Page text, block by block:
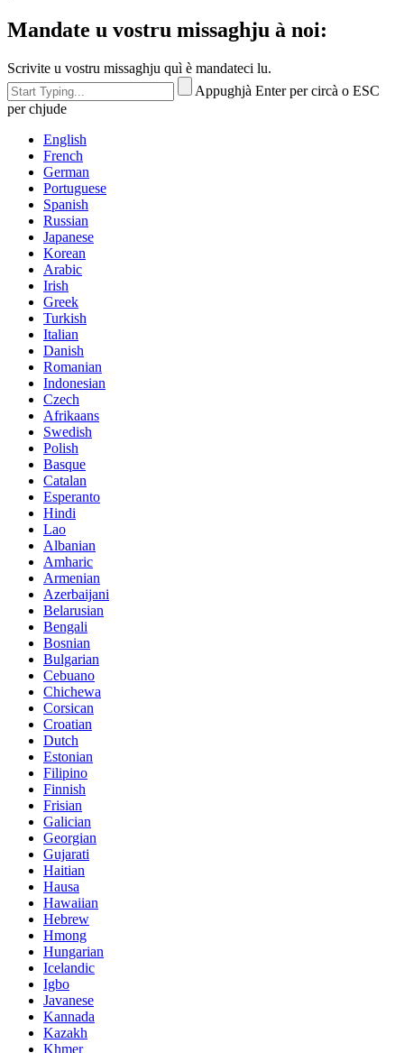
Mandate u vostru missaghju à noi:
Scrivite u vostru missaghju quì è mandateci lu.
Appughjà Enter per circà o ESC
per chjude
English
French
German
Portuguese
Spanish
Russian
Japanese
Korean
Arabic
Irish
Greek
Turkish
Italian
Danish
Romanian
Indonesian
Czech
Afrikaans
Swedish
Polish
Basque
Catalan
Esperanto
Hindi
Lao
Albanian
Amharic
Armenian
Azerbaijani
Belarusian
Bengali
Bosnian
Bulgarian
Cebuano
Chichewa
Corsican
Croatian
Dutch
Estonian
Filipino
Finnish
Frisian
Galician
Georgian
Gujarati
Haitian
Hausa
Hawaiian
Hebrew
Hmong
Hungarian
Icelandic
Igbo
Javanese
Kannada
Kazakh
Khmer